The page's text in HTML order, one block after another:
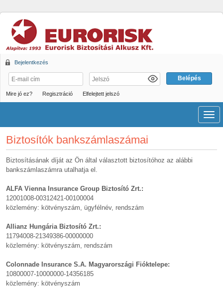
Bejelentkezés
Mire jó ez? Regisztráció Elfelejtett jelszó
Biztosítók bankszámlaszámai
Biztosításának díját az Ön által választott biztosítóhoz az alábbi
bankszámlaszámra utalhatja el.
ALFA Vienna Insurance Group Biztosító Zrt.:
12001008-00312421-00100004
közlemény: kötvényszám, ügyfélnév, rendszám
Allianz Hungária Biztosító Zrt.:
11794008-21349386-00000000
közlemény: kötvényszám, rendszám
Colonnade Insurance S.A. Magyarországi Fióktelepe:
10800007-10000000-14356185
közlemény: kötvényszám